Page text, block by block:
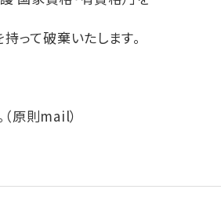
て破棄いたします。
原則mail）